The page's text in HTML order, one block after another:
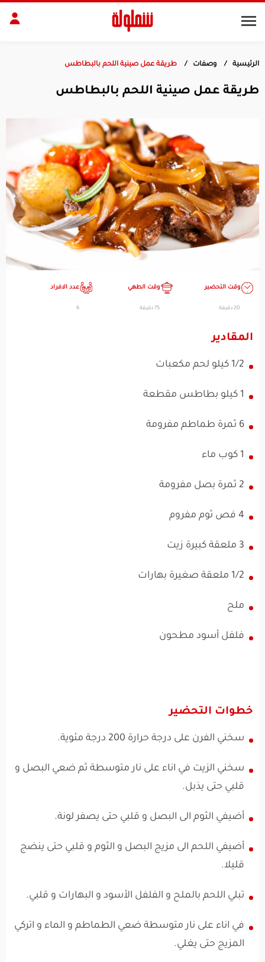
الرئيسية وصفات طريقة عمل صينية اللحم بالبطاطس
طريقة عمل صينية اللحم بالبطاطس
وقت التحضير
20 دقيقة
وقت الطهي
75 دقيقة
عدد الافراد
6
المقادير
1/2 كيلو لحم مكعبات
1 كيلو بطاطس مقطعة
6 ثمرة طماطم مفرومة
1 كوب ماء
2 ثمرة بصل مفرومة
4 فص ثوم مفروم
3 ملعقة كبيرة زيت
1/2 ملعقة صغيرة بهارات
ملح
فلفل أسود مطحون
خطوات التحضير
سخني الفرن على درجة حرارة 200 درجة مئوية.
سخني الزيت في اناء على نار متوسطة ثم ضعي البصل و
قلبي حتى يذبل.
أضيفي الثوم الى البصل و قلبي حتى يصفر لونة.
أضيفي اللحم الى مزيج البصل و الثوم و قلبي حتى ينضج
قليلا.
تبلي اللحم بالملح و الفلفل الأسود و البهارات و قلبي.
في اناء على نار متوسطة ضعي الطماطم و الماء و اتركي
المزيج حتى يغلي.
الجسم
ديكور